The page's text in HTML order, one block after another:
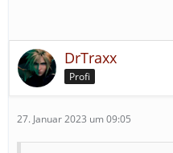
DrTraxx
Profi
27. Januar 2023 um 09:05